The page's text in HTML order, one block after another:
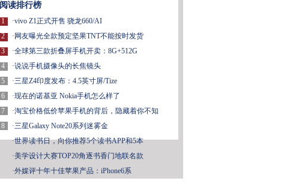
阅读排行榜
1
2
3
4
5
6
7
8
·vivo Z1正式开售 骁龙660/AI
· 网友曝光全款预定坚果TNT不能按时发货
·全球第三款折叠屏手机开卖：8G+512G
·说说手机摄像头的长焦镜头
·三星Z4印度发布：4.5英寸屏/Tize
·现在的诺基亚 Nokia手机怎么样了
·淘宝价格低价苹果手机的背后，隐藏着你不知
·三星Galaxy Note20系列迷雾金
·世界读书日，向你推荐5个读书APP和5本
·美学设计大赛TOP20角逐书香门地联名款
·外媒评十年十佳苹果产品：iPhone6系